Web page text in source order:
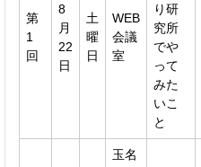
第
1
回
8
月
22
日
土
曜
日
WEB
会議
室
り研
究所
でや
って
みた
いこ
と
玉名